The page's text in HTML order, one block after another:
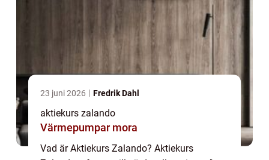
23 juni 2026 Fredrik Dahl
aktiekurs zalando
Värmepumpar mora
Vad är Aktiekurs Zalando? Aktiekurs